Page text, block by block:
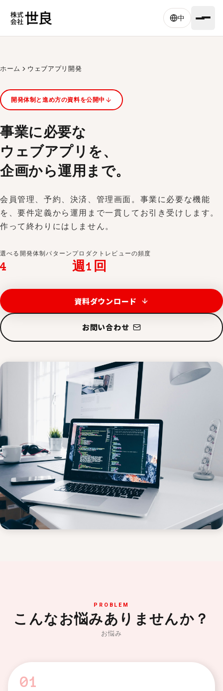
中
ホーム ウェブアプリ開発
開発体制と進め方の資料を公開中
事業に必要な
ウェブアプリを、
企画から運用まで。
会員管理、予約、決済、管理画面。事業に必要な機能
を、要件定義から運用まで一貫してお引き受けします。
作って終わりにはしません。
選べる開発体制パターン
4
プロダクトレビューの頻度
週1回
資料ダウンロード
お問い合わせ
PROBLEM
こんなお悩みありませんか？
お悩み
01